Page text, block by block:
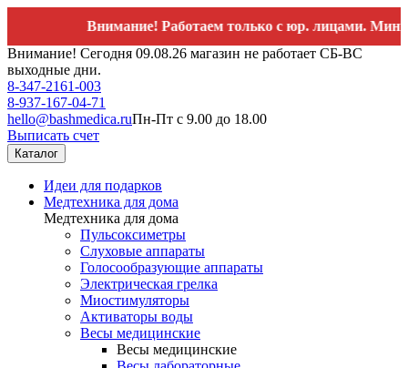
Внимание! Работаем только с юр. лицами.
Внимание! Сегодня 09.08.26 магазин не работает СБ-ВС
выходные дни.
8-347-2161-003
8-937-167-04-71
hello@bashmedica.ruПн-Пт с 9.00 до 18.00
Выписать счет
Каталог
Идеи для подарков
Медтехника для дома
Медтехника для дома
Пульсоксиметры
Слуховые аппараты
Голосообразующие аппараты
Электрическая грелка
Миостимуляторы
Активаторы воды
Весы медицинские
Весы медицинские